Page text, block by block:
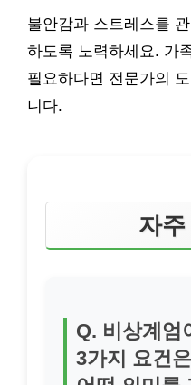
불안감과 스트레스를
하도록 노력하세요. 가
필요하다면 전문가의
니다.
자
Q. 비상계엄
3가지 요건